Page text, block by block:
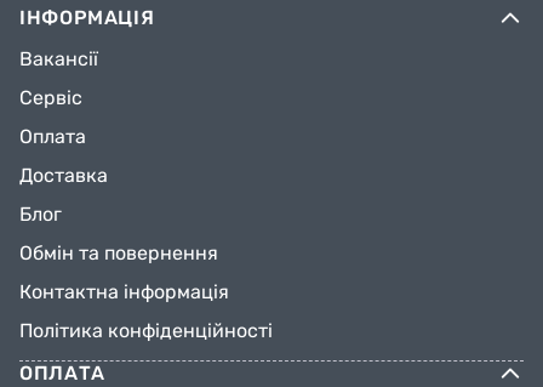
ІНФОРМАЦІЯ
Вакансії
Сервіс
Оплата
Доставка
Блог
Обмін та повернення
Контактна інформація
Політика конфіденційності
ОПЛАТА